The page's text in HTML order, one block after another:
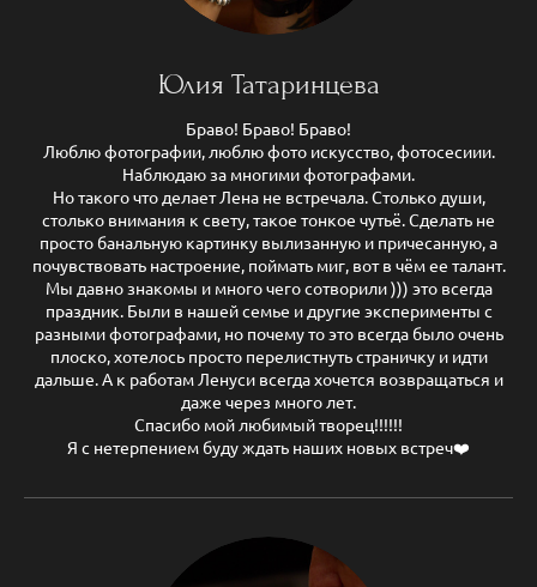
Юлия Татаринцева
Браво! Браво! Браво!
Люблю фотографии, люблю фото искусство, фотосесиии.
Наблюдаю за многими фотографами.
Но такого что делает Лена не встречала. Столько души,
столько внимания к свету, такое тонкое чутьё. Сделать не
просто банальную картинку вылизанную и причесанную, а
почувствовать настроение, поймать миг, вот в чём ее талант.
Мы давно знакомы и много чего сотворили ))) это всегда
праздник. Были в нашей семье и другие эксперименты с
разными фотографами, но почему то это всегда было очень
плоско, хотелось просто перелистнуть страничку и идти
дальше. А к работам Ленуси всегда хочется возвращаться и
даже через много лет.
Спасибо мой любимый творец!!!!!!
Я с нетерпением буду ждать наших новых встреч❤️